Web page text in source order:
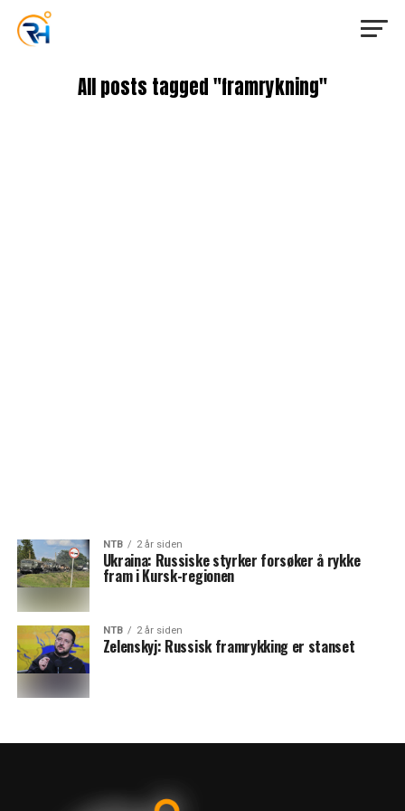
All posts tagged "framrykning"
NTB 2 år siden
Ukraina: Russiske styrker forsøker å rykke
fram i Kursk-regionen
NTB 2 år siden
Zelenskyj: Russisk framrykking er stanset